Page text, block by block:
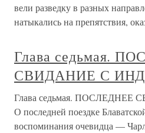
вели разведку в разных
натыкались на препятствия,
Глава седьмая.
СВИДАНИЕ С
Глава седьмая.
О последней поездке
воспоминания очевидца —